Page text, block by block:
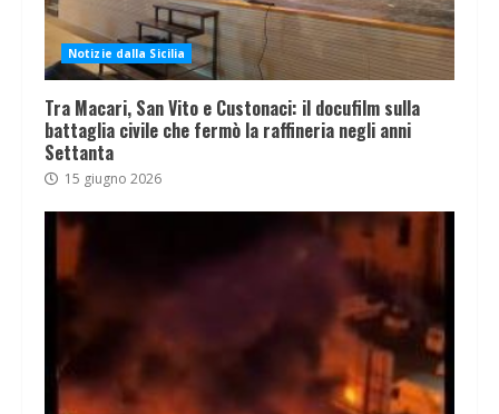
Notizie dalla Sicilia
Tra Macari, San Vito e Custonaci: il docufilm sulla
battaglia civile che fermò la raffineria negli anni
Settanta
15 giugno 2026